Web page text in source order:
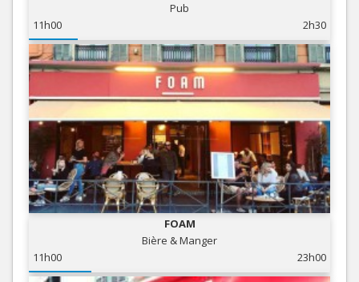
Pub
11h00
2h30
FOAM
Bière & Manger
11h00
23h00